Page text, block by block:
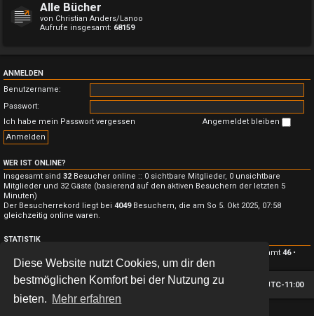
Diese Website nutzt Cookies, um dir den
bestmöglichen Komfort bei der Nutzung zu
bieten. Mehr erfahren
Alle Bücher
von Christian Anders/Lanoo
Aufrufe insgesamt: 68159
ANMELDEN
Benutzername:
Passwort:
Ich habe mein Passwort vergessen
Angemeldet bleiben
WER IST ONLINE?
Insgesamt sind 32 Besucher online :: 0 sichtbare Mitglieder, 0 unsichtbare
Mitglieder und 32 Gäste (basierend auf den aktiven Besuchern der letzten 5
Minuten)
Der Besucherrekord liegt bei 4049Besuchern, die am So 5. Okt 2025, 07:58
gleichzeitig online waren.
STATISTIK
• Mitglieder insgesamt 46•
Unser neuestes Mitglied: alvinmc16
Foren-Übersicht Alle Zeiten sind UTC-11:00